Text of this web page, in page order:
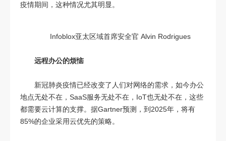
疫情期间，这种情况尤其明显。
Infoblox亚太区域首席安全官 Alvin Rodrigues
远程办公的烦恼
新冠肺炎疫情已经改变了人们对网络的需求，如今办公
地点无处不在，SaaS服务无处不在，IoT也无处不在，这些
都需要云计算的支撑。据Gartner预测，到2025年，将有
85%的企业采用云优先的策略。